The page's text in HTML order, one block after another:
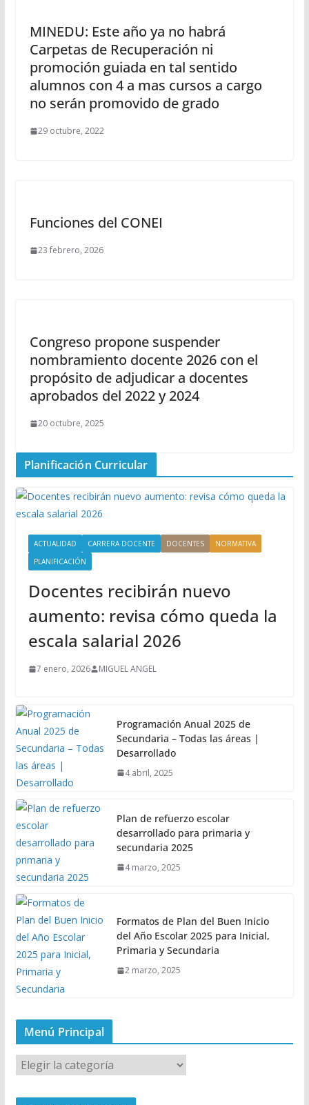
MINEDU: Este año ya no habrá
Carpetas de Recuperación ni
promoción guiada en tal sentido
alumnos con 4 a mas cursos a cargo
no serán promovido de grado
29 octubre, 2022
Funciones del CONEI
23 febrero, 2026
Congreso propone suspender
nombramiento docente 2026 con el
propósito de adjudicar a docentes
aprobados del 2022 y 2024
20 octubre, 2025
Planificación Curricular
ACTUALIDAD CARRERA DOCENTE DOCENTES
NORMATIVA
PLANIFICACIÓN
Docentes recibirán nuevo
aumento: revisa cómo queda la
escala salarial 2026
7 enero, 2026 MIGUEL ANGEL
Programación Anual 2025 de
Secundaria – Todas las áreas |
Desarrollado
4 abril, 2025
Plan de refuerzo escolar
desarrollado para primaria y
secundaria 2025
4 marzo, 2025
Formatos de Plan del Buen Inicio
del Año Escolar 2025 para Inicial,
Primaria y Secundaria
2 marzo, 2025
Menú Principal
M
e
n